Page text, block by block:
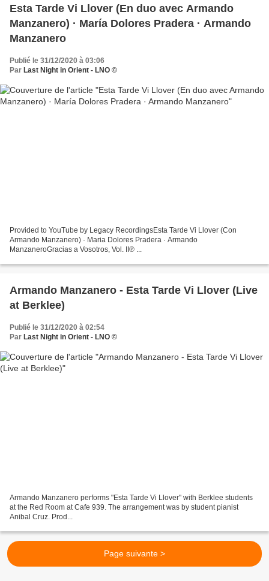
Esta Tarde Vi Llover (En duo avec Armando
Manzanero) · María Dolores Pradera · Armando
Manzanero
Publié le 31/12/2020 à 03:06
Par Last Night in Orient - LNO ©
Provided to YouTube by Legacy RecordingsEsta Tarde Vi Llover (Con
Armando Manzanero) · Maria Dolores Pradera · Armando
ManzaneroGracias a Vosotros, Vol. II℗ ...
Armando Manzanero - Esta Tarde Vi Llover (Live
at Berklee)
Publié le 31/12/2020 à 02:54
Par Last Night in Orient - LNO ©
Armando Manzanero performs "Esta Tarde Vi Llover" with Berklee students
at the Red Room at Cafe 939. The arrangement was by student pianist
Anibal Cruz. Prod...
Page suivante >